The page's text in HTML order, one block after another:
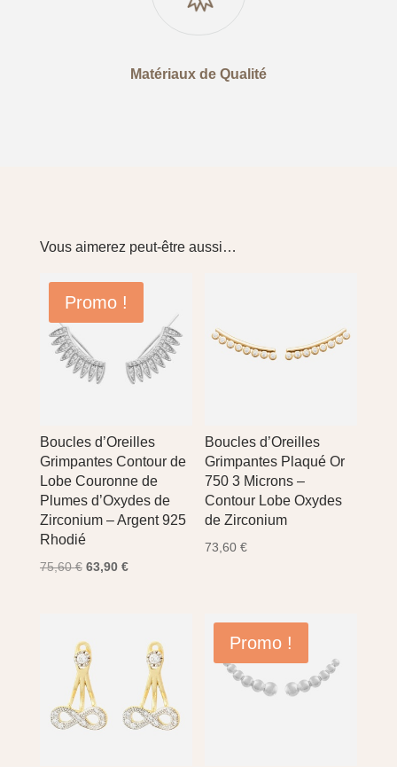
Matériaux de Qualité
Vous aimerez peut-être aussi…
Promo !
Boucles d’Oreilles
Grimpantes Contour de
Lobe Couronne de
Plumes d’Oxydes de
Zirconium – Argent 925
Rhodié
75,60€ Le
75,60 €.
63,90 €Le
63,90 €.
Boucles d’Oreilles
Grimpantes Plaqué Or
750 3 Microns –
Contour Lobe Oxydes
de Zirconium
73,60€
Promo !